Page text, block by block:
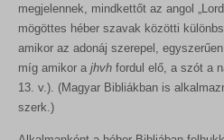
megjelennek, mindkettőt az angol
mögöttes héber szavak közötti
amikor az adonáj szerepel,
míg amikor a jhvh fordul elő, a szót a
13. v.). (Magyar Bibliákban is
szerk.)